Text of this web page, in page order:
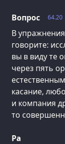
64.20
Вопрос
В
говорите:
вы в виду те
через пять
касание,
и компания
то
Ра